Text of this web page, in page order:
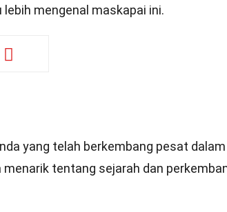
mengenal maskapai ini.
yang telah berkembang pesat dalam
tentang sejarah dan